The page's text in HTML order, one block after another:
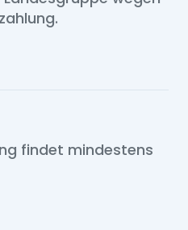
findet mindestens